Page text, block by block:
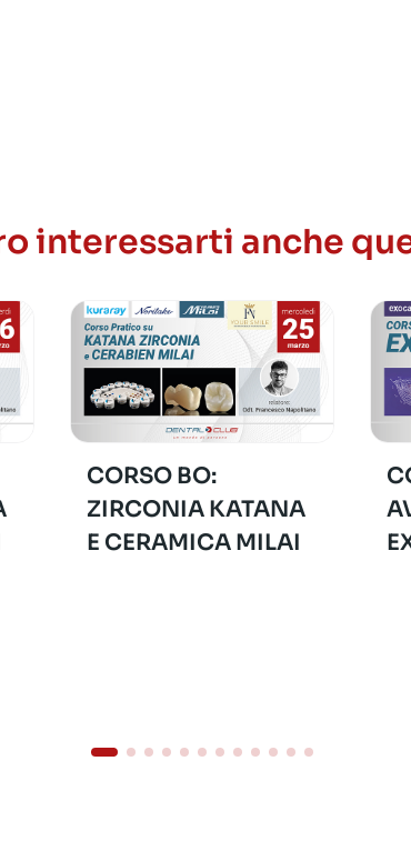
interessarti anche
CORSO BO:
ZIRCONIA KATANA
E CERAMICA MILAI